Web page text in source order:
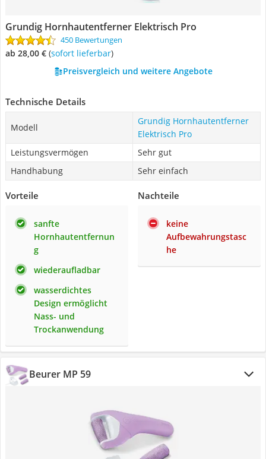
Grundig Hornhautentferner Elektrisch Pro
450 Bewertungen
ab 28,00 € ( Sofort lieferbar)
Preisvergleich und weitere Angebote
Technische Details
Modell
Grundig Hornhautentferner
Elektrisch Pro
Leistungsvermögen
Sehr gut
Handhabung
Sehr einfach
Vorteile
sanfte
Hornhautentfernun
g
wiederaufladbar
wasserdichtes
Design ermöglicht
Nass- und
Trockanwendung
Nachteile
keine
Aufbewahrungstasc
he
Beurer MP 59